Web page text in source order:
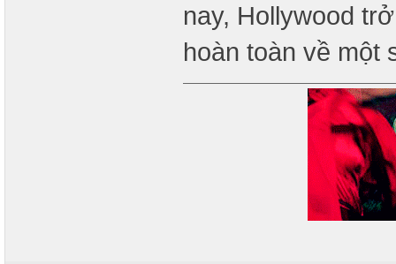
nay, Hollywood
hoàn toàn về một